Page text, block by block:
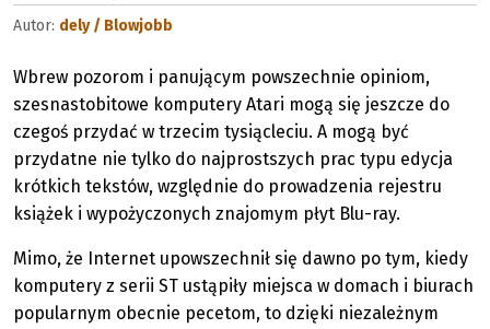
Autor: dely / Blowjobb
Wbrew pozorom i panującym powszechnie opiniom,
szesnastobitowe komputery Atari mogą się jeszcze do
czegoś przydać w trzecim tysiącleciu. A mogą być
przydatne nie tylko do najprostszych prac typu edycja
krótkich tekstów, względnie do prowadzenia rejestru
książek i wypożyczonych znajomym płyt Blu-ray.
Mimo, że Internet upowszechnił się dawno po tym, kiedy
komputery z serii ST ustąpiły miejsca w domach i biurach
popularnym obecnie pecetom, to dzięki niezależnym